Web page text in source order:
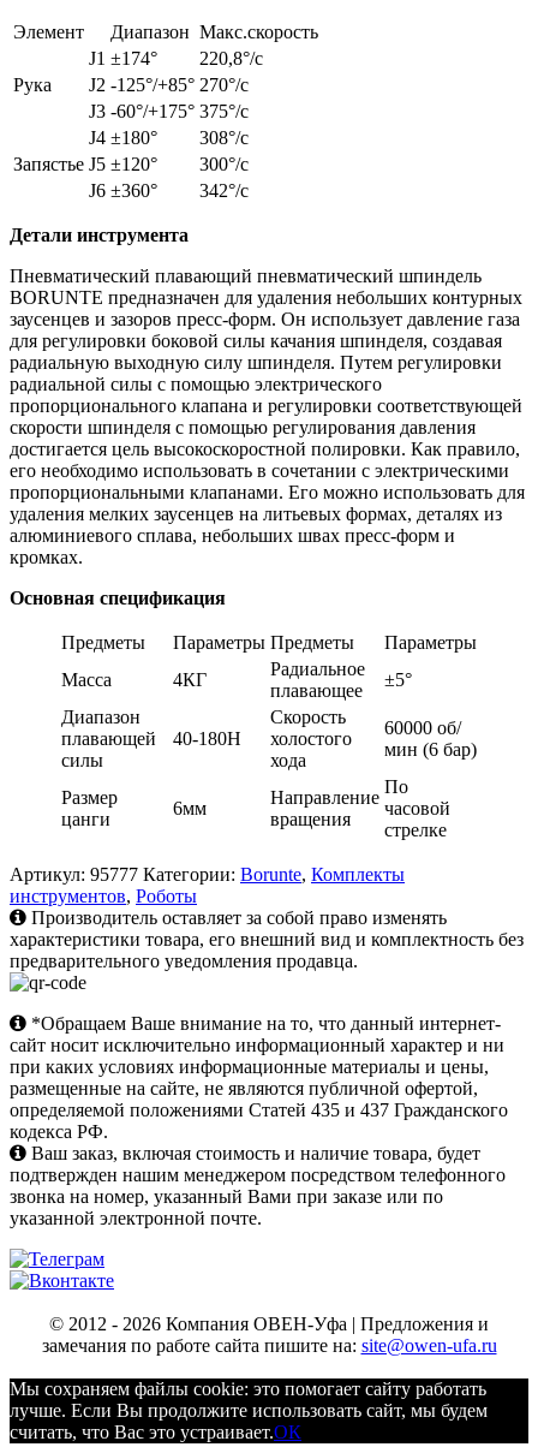
Элемент Диапазон Макс.скорость
Рука
J1 ±174°
220,8°/с
J2 -125°/+85° 270°/с
J3 -60°/+175° 375°/с
Запястье
J4 ±180°
308°/с
J5 ±120°
300°/с
J6 ±360° 342°/с
Детали инструмента
Пневматический плавающий пневматический шпиндель
BORUNTE предназначен для удаления небольших контурных
заусенцев и зазоров пресс-форм. Он использует давление газа
для регулировки боковой силы качания шпинделя, создавая
радиальную выходную силу шпинделя. Путем регулировки
радиальной силы с помощью электрического
пропорционального клапана и регулировки соответствующей
скорости шпинделя с помощью регулирования давления
достигается цель высокоскоростной полировки. Как правило,
его необходимо использовать в сочетании с электрическими
пропорциональными клапанами. Его можно использовать для
удаления мелких заусенцев на литьевых формах, деталях из
алюминиевого сплава, небольших швах пресс-форм и
кромках.
Основная спецификация
Предметы Параметры Предметы
Параметры
Масса
4КГ
Радиальное
плавающее
±5°
Диапазон
плавающей
силы
40-180Н
Скорость
холостого
хода
60000 об/
мин (6 бар)
Размер
цанги
6мм
Направление
вращения
По
часовой
стрелке
Артикул: 95777 Категории: Borunte, Комплекты
инструментов, Роботы
Производитель оставляет за собой право изменять
характеристики товара, его внешний вид и комплектность без
предварительного уведомления продавца.
*Обращаем Ваше внимание на то, что данный интернет-
сайт носит исключительно информационный характер и ни
при каких условиях информационные материалы и цены,
размещенные на сайте, не являются публичной офертой,
определяемой положениями Статей 435 и 437 Гражданского
кодекса РФ.
Ваш заказ, включая стоимость и наличие товара, будет
подтвержден нашим менеджером посредством телефонного
звонка на номер, указанный Вами при заказе или по
указанной электронной почте.
© 2012 - 2026 Компания ОВЕН-Уфа | Предложения и
замечания по работе сайта пишите на: site@owen-ufa.ru
Мы cохраняем файлы cookie: это помогает сайту работать
лучше. Если Вы продолжите использовать сайт, мы будем
считать, что Вас это устраивает.ОК